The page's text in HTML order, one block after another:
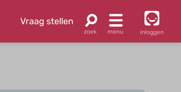
Vraag stellen
inloggen